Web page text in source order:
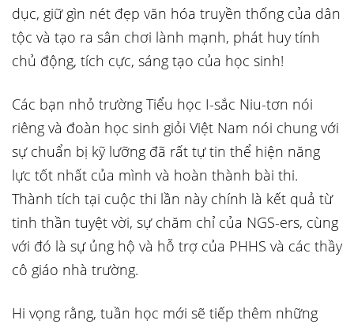
dục, giữ gìn nét đẹp văn hóa truyền thống của dân
tộc và tạo ra sân chơi lành mạnh, phát huy tính
chủ động, tích cực, sáng tạo của học sinh!
Các bạn nhỏ trường Tiểu học I-sắc Niu-tơn nói
riêng và đoàn học sinh giỏi Việt Nam nói chung với
sự chuẩn bị kỹ lưỡng đã rất tự tin thể hiện năng
lực tốt nhất của mình và hoàn thành bài thi.
Thành tích tại cuộc thi lần này chính là kết quả từ
tinh thần tuyệt vời, sự chăm chỉ của NGS-ers, cùng
với đó là sự ủng hộ và hỗ trợ của PHHS và các thầy
cô giáo nhà trường.
Hi vọng rằng, tuần học mới sẽ tiếp thêm những